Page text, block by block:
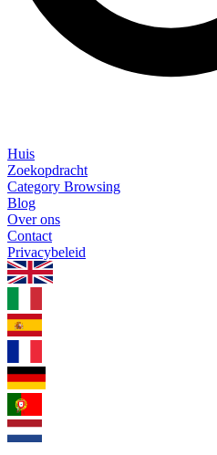
Huis
Zoekopdracht
Category Browsing
Blog
Over ons
Contact
Privacybeleid